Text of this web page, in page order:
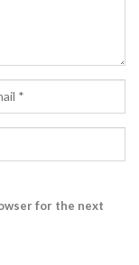
for the next